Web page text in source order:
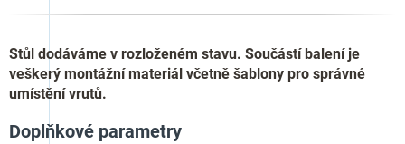
Stůl dodáváme v rozloženém stavu. Součástí balení je
veškerý montážní materiál včetně šablony pro správné
umístění vrutů.
Doplňkové parametry